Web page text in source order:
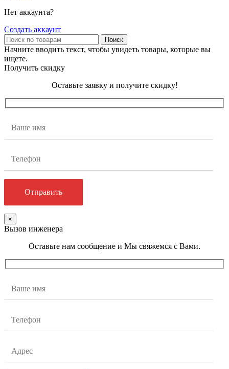
Нет аккаунта?
Создать аккаунт
Поиск
Начните вводить текст, чтобы увидеть товары, которые вы
ищете.
Получить скидку
Оставьте заявку и получите скидку!
×
Вызов инженера
Оставьте нам сообщение и Мы свяжемся с Вами.